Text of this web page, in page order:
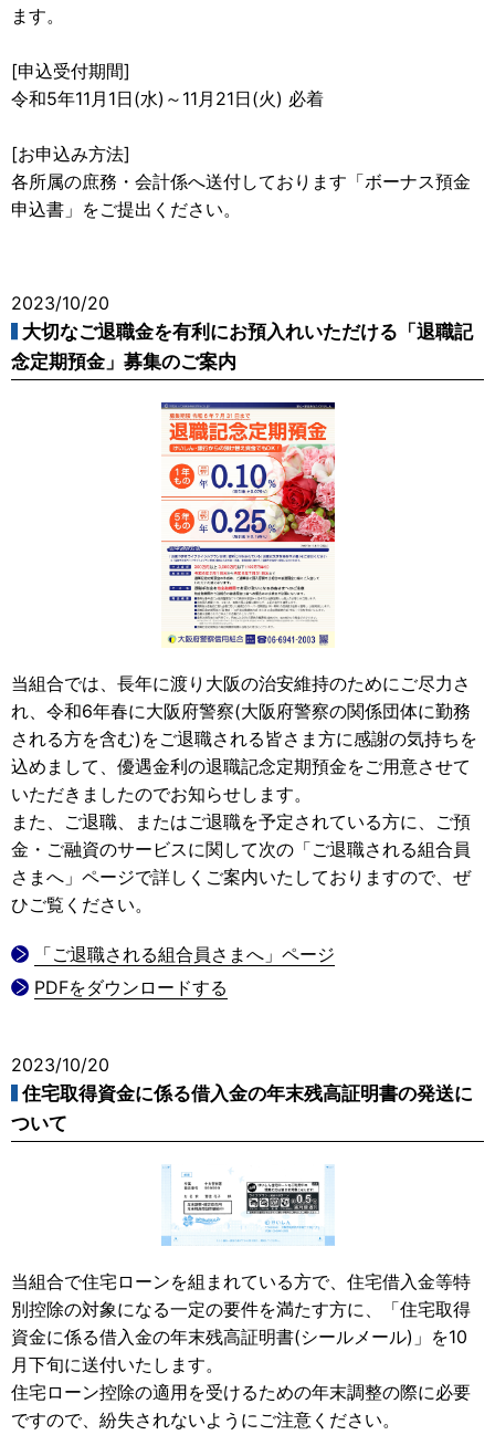
ます。
[申込受付期間]
令和5年11月1日(水)～11月21日(火) 必着
[お申込み方法]
各所属の庶務・会計係へ送付しております「ボーナス預金
申込書」をご提出ください。
2023/10/20
大切なご退職金を有利にお預入れいただける「退職記
念定期預金」募集のご案内
当組合では、長年に渡り大阪の治安維持のためにご尽力さ
れ、令和6年春に大阪府警察(大阪府警察の関係団体に勤務
される方を含む)をご退職される皆さま方に感謝の気持ちを
込めまして、優遇金利の退職記念定期預金をご用意させて
いただきましたのでお知らせします。
また、ご退職、またはご退職を予定されている方に、ご預
金・ご融資のサービスに関して次の「ご退職される組合員
さまへ」ページで詳しくご案内いたしておりますので、ぜ
ひご覧ください。
「ご退職される組合員さまへ」ページ
PDFをダウンロードする
2023/10/20
住宅取得資金に係る借入金の年末残高証明書の発送に
ついて
当組合で住宅ローンを組まれている方で、住宅借入金等特
別控除の対象になる一定の要件を満たす方に、「住宅取得
資金に係る借入金の年末残高証明書(シールメール)」を10
月下旬に送付いたします。
住宅ローン控除の適用を受けるための年末調整の際に必要
ですので、紛失されないようにご注意ください。